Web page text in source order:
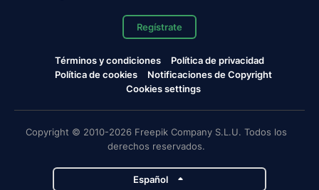
Regístrate
Términos y condiciones
Política de privacidad
Política de cookies
Notificaciones de Copyright
Cookies settings
Copyright © 2010-2026 Freepik Company S.L.U. Todos los
derechos reservados.
Español